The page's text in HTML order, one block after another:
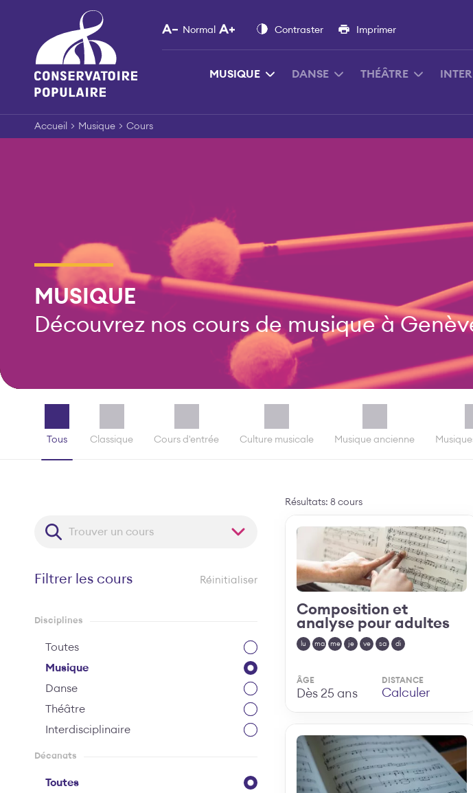
MUSIQUE DANSE THÉÂTRE
Normal Contraster Imprimer
Accueil > Musique > Cours
MUSIQUE
Découvrez nos cours de musique à
Tous Classique Cours d'entrée Culture musicale Musique ancienne
Trouver un cours
Filtrer les cours Réinitialiser
Disciplines
Toutes
Musique
Danse
Théâtre
Interdisciplinaire
Décanats
Toutes
Résultats: 8 cours
Découvrir
Composition et
analyse pour adultes
lu ma me je ve sa di
ÂGE
Dès 25 ans
DISTANCE
Calculer